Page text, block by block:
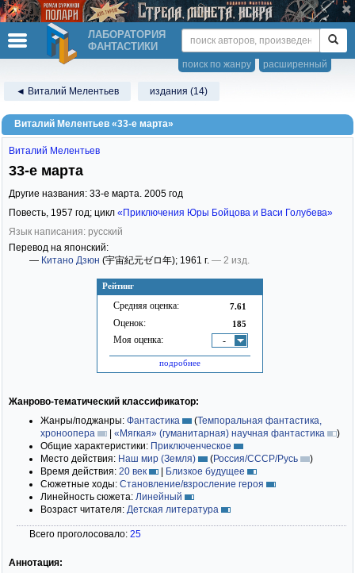
ЛАБОРАТОРИЯ
ФАНТАСТИКИ
расширенный
поиск по жанру
◄ Виталий Мелентьев издания (14)
Виталий Мелентьев «33-е марта»
Рейтинг
Средняя оценка: 7.61
Оценок: 185
Моя оценка: -
подробнее
Виталий Мелентьев
33-е марта
Другие названия: 33-е марта. 2005 год
Повесть, 1957 год; цикл «Приключения Юры Бойцова и Васи Голубева»
Язык написания: русский
Перевод на японский:
— Китано Дзюн (宇宙紀元ゼロ年); 1961 г. — 2 изд.
Жанрово-тематический классификатор:
Жанры/поджанры: Фантастика (Темпоральная фантастика,
хроноопера
| «Мягкая» (гуманитарная) научная фантастика
)
Общие характеристики: Приключенческое
Место действия: Наш мир (Земля) (Россия/СССР/Русь
)
Время действия: 20 век | Близкое будущее
Сюжетные ходы: Становление/взросление героя
Линейность сюжета: Линейный
Возраст читателя: Детская литература
Всего проголосовало: 25
Аннотация: